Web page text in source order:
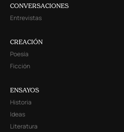
CONVERSACIONES
Entrevistas
CREACIÓN
Poesía
Ficción
ENSAYOS
Historia
Ideas
Literatura